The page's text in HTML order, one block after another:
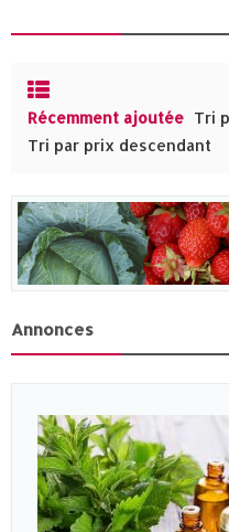
Récemment ajoutée Tri
Tri par prix descendant
Annonces